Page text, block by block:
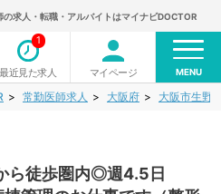
の求人・転職・アルバイトはマイナビDOCTOR
最近見た求人
1
マイページ MENU
常勤医師求人 大阪府 大阪市生野
ら徒歩圏内◎週4.5日